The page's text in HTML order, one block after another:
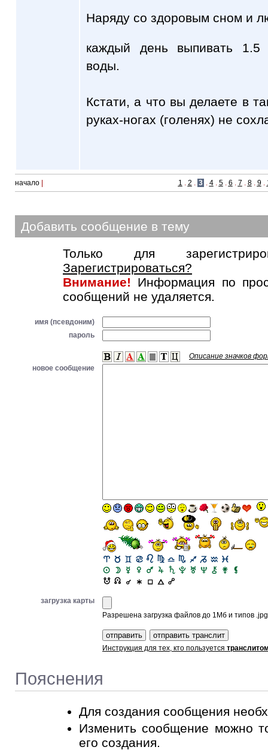
Наряду со здоровым сном и
каждый день выпивать 1.5
воды.
Кстати, а что вы делаете в
руках-ногах (голенях) не
начало 1 . 2 . 3 . 4 . 5 . 6 . 7 . 8 . 9 .
Добавить сообщение в тему
Только для
Зарегистрироваться?
Внимание! Информация по
сообщений не удаляется.
имя (псевдоним)
пароль
Описание значков
новое сообщение
загрузка карты
Разрешена загрузка файлов до 1Мб и типов
Инструкция для тех, кто пользуется
Пояснения
Для создания сообщения
Изменить сообщение можно
его создания.